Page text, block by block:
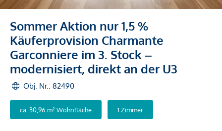
Sommer Aktion nur 1,5 %
Käuferprovision Charmante
Garconniere im 3. Stock –
modernisiert, direkt an der U3
Obj. Nr.: 82490
ca. 30,96 m² Wohnfläche 1 Zimmer